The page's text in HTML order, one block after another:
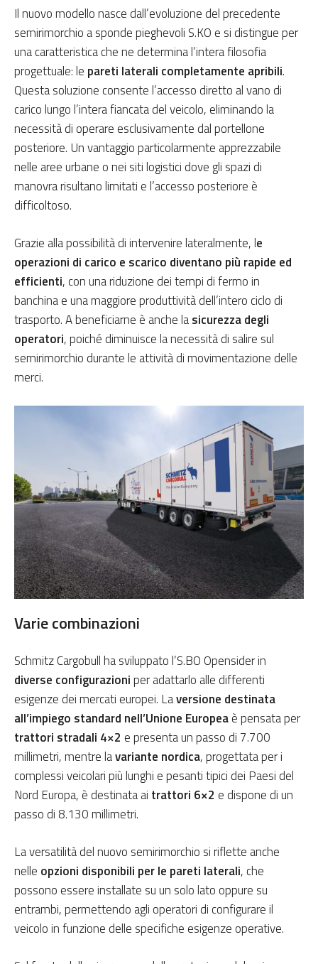
Il nuovo modello nasce dall’evoluzione del precedente
semirimorchio a sponde pieghevoli S.KO e si distingue per
una caratteristica che ne determina l’intera filosofia
progettuale: le pareti laterali completamente apribili.
Questa soluzione consente l’accesso diretto al vano di
carico lungo l’intera fiancata del veicolo, eliminando la
necessità di operare esclusivamente dal portellone
posteriore. Un vantaggio particolarmente apprezzabile
nelle aree urbane o nei siti logistici dove gli spazi di
manovra risultano limitati e l’accesso posteriore è
difficoltoso.
Grazie alla possibilità di intervenire lateralmente, le
operazioni di carico e scarico diventano più rapide ed
efficienti, con una riduzione dei tempi di fermo in
banchina e una maggiore produttività dell’intero ciclo di
trasporto. A beneficiarne è anche lasicurezza degli
operatori, poiché diminuisce la necessità di salire sul
semirimorchio durante le attività di movimentazione delle
merci.
Varie combinazioni
Schmitz Cargobull ha sviluppato l’S.BO Opensider in
diverse configurazioniper adattarlo alle differenti
esigenze dei mercati europei. Laversione destinata
all’impiego standard nell’Unione Europeaè pensata per
trattori stradali 4×2 e presenta un passo di 7.700
millimetri, mentre lavariante nordica, progettata per i
complessi veicolari più lunghi e pesanti tipici dei Paesi del
Nord Europa, è destinata ai trattori 6×2 e dispone di un
passo di 8.130 millimetri.
La versatilità del nuovo semirimorchio si riflette anche
nelle opzioni disponibili per le pareti laterali, che
possono essere installate su un solo lato oppure su
entrambi, permettendo agli operatori di configurare il
veicolo in funzione delle specifiche esigenze operative.